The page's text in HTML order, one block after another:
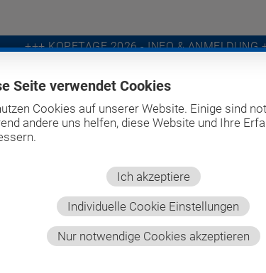
Seite verwendet Cookies
Cookies auf unserer Website. Einige sind
andere uns helfen, diese Website und Ihre
Ich akzeptiere
Individuelle Cookie Einstellungen
Nur notwendige Cookies akzeptieren
+++ KOPFTAGE 2026 - INFO & ANMELDUNG
PRO BITE SCREEN-IT UNTERNEHMEN